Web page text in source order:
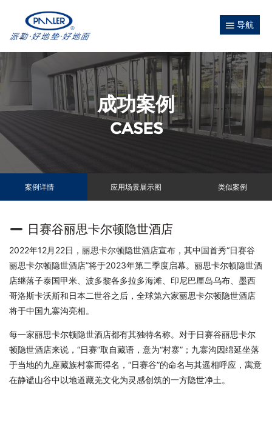
导航
成功案例
CASES
案例详情 应用场景展示图 类似案例
日赛谷丽思卡尔顿隐世酒店
2022年12月22日，丽思卡尔顿隐世酒店宣布，其中国首秀“日赛谷
丽思卡尔顿隐世酒店”将于2023年第二季度启幕。丽思卡尔顿隐世酒
店继落子泰国甲米、波多黎各多拉多海滩、印尼巴厘岛乌布、墨西
哥洛斯卡沃斯和日本二世谷之后，全球第六家丽思卡尔顿隐世酒店
将于中国九寨沟亮相。
每一家丽思卡尔顿隐世酒店都有其独特名称。对于日赛谷丽思卡尔
顿隐世酒店来说，“日赛”取自藏语，意为“村寨”；九寨沟因绵延坐落
于当地的九座藏族村寨而得名，“日赛谷”的命名与其遥相呼应，寓意
在静谧山谷中以地道藏羌文化为灵感创筑的一方隐世净土。